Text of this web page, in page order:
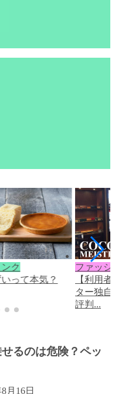
ク
って本気？
ファッシ
【利用
ター独
評判...
るのは危険？ペッ
月16日